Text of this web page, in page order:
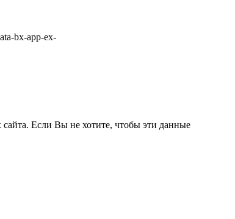
bx-app-ex-
Если Вы не хотите, чтобы эти данные